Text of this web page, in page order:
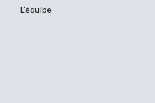
L’équipe